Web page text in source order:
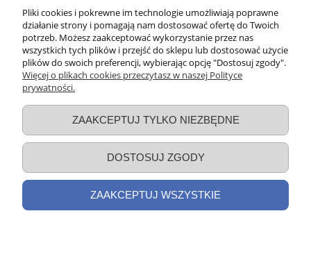
Ashwagandha 666mg + Melatonina
5mg - spokój umysłu i zdrowy sen -
90 tabl. / Wish
24,99 zł
DO KOSZYKA
Pliki cookies i pokrewne im technologie umożliwiają poprawne
działanie strony i pomagają nam dostosować ofertę do Twoich
potrzeb. Możesz zaakceptować wykorzystanie przez nas
wszystkich tych plików i przejść do sklepu lub dostosować użycie
plików do swoich preferencji, wybierając opcję "Dostosuj zgody".
Więcej o plikach cookies przeczytasz w naszej Polityce
prywatności.
ZAAKCEPTUJ TYLKO NIEZBĘDNE
DOSTOSUJ ZGODY
ZAAKCEPTUJ WSZYSTKIE